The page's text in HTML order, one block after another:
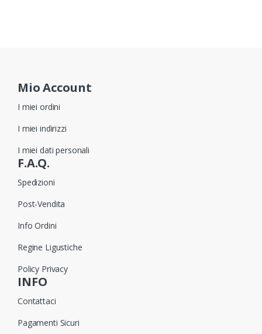
Mio Account
I miei ordini
I miei indirizzi
I miei dati personali
F.A.Q.
Spedizioni
Post-Vendita
Info Ordini
Regine Ligustiche
Policy Privacy
INFO
Contattaci
Pagamenti Sicuri